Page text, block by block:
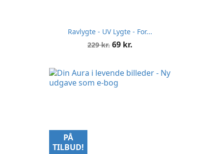
Ravlygte - UV Lygte - For...
Normalpris
229 kr. Pris
69 kr.
PÅ
TILBUD!